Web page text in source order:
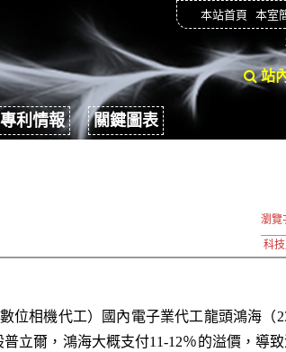
本站首頁 本室
站
專利情報 關鍵圖表
瀏覽
科
位相機代工）國內電子業代工龍頭鴻海（
立爾，鴻海大概支付11-12％的溢價，導